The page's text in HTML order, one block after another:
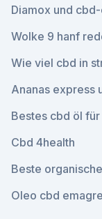
Diamox und
Wolke 9 hanf
Wie viel cbd in
Ananas express
Bestes cbd öl für
Cbd 4health
Beste
Oleo cbd